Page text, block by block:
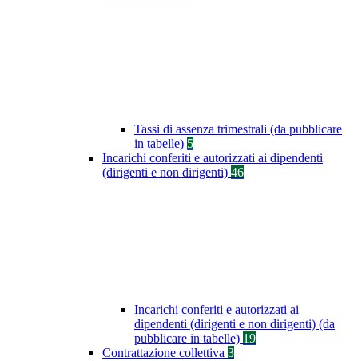
Tassi di assenza trimestrali (da pubblicare
in tabelle) 5
Incarichi conferiti e autorizzati ai dipendenti
(dirigenti e non dirigenti) 46
Incarichi conferiti e autorizzati ai
dipendenti (dirigenti e non dirigenti) (da
pubblicare in tabelle) 19
Contrattazione collettiva 3